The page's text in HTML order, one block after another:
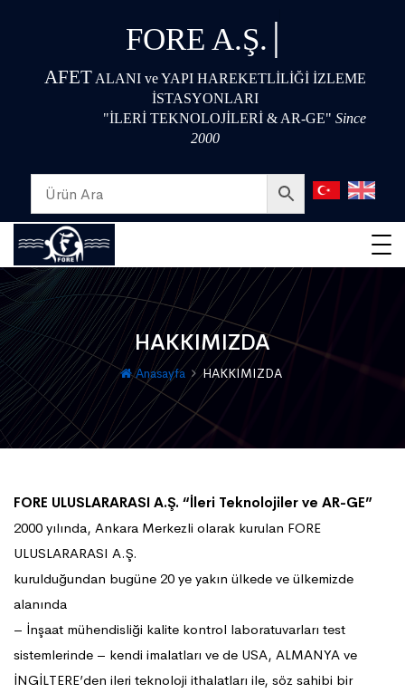
FORE A.Ş. |
AFETALANI ve YAPI HAREKETLİLİĞİ İZLEME
İSTASYONLARI
"İLERİ TEKNOLOJİLERİ & AR-GE" Since
2000
HAKKIMIZDA
Anasayfa HAKKIMIZDA
FORE ULUSLARARASI A.Ş. “İleri Teknolojiler ve AR-GE”
2000 yılında, Ankara Merkezli olarak kurulan FORE
ULUSLARARASI A.Ş.
kurulduğundan bugüne 20 ye yakın ülkede ve ülkemizde
alanında
– İnşaat mühendisliği kalite kontrol laboratuvarları test
sistemlerinde – kendi imalatları ve de USA, ALMANYA ve
İNGİLTERE’den ileri teknoloji ithalatları ile, söz sahibi bir